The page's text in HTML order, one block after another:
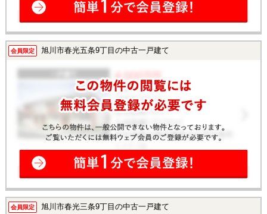
会員限定 旭川市春光五条9丁目の中古一戸建て
会員限定 旭川市春光三条9丁目の中古一戸建て